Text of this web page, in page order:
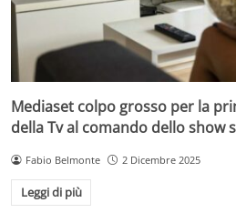
Mediaset colpo grosso per la
della Tv al comando dello show
Fabio Belmonte 2 Dicembre 2025
Leggi di più